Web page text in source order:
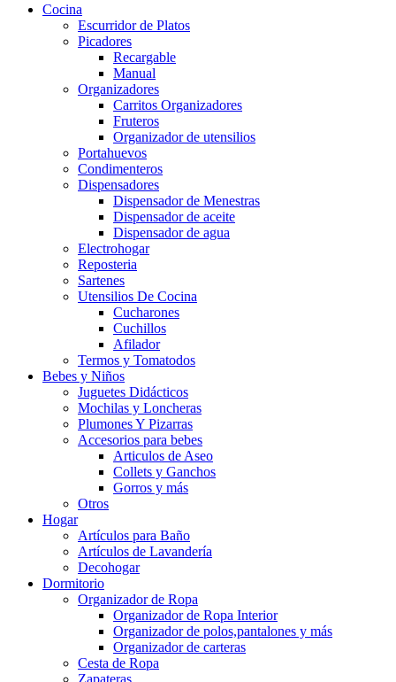
Cocina
Escurridor de Platos
Picadores
Recargable
Manual
Organizadores
Carritos Organizadores
Fruteros
Organizador de utensilios
Portahuevos
Condimenteros
Dispensadores
Dispensador de Menestras
Dispensador de aceite
Dispensador de agua
Electrohogar
Reposteria
Sartenes
Utensilios De Cocina
Cucharones
Cuchillos
Afilador
Termos y Tomatodos
Bebes y Niños
Juguetes Didácticos
Mochilas y Loncheras
Plumones Y Pizarras
Accesorios para bebes
Articulos de Aseo
Collets y Ganchos
Gorros y más
Otros
Hogar
Artículos para Baño
Artículos de Lavandería
Decohogar
Dormitorio
Organizador de Ropa
Organizador de Ropa Interior
Organizador de polos,pantalones y más
Organizador de carteras
Cesta de Ropa
Zapateras